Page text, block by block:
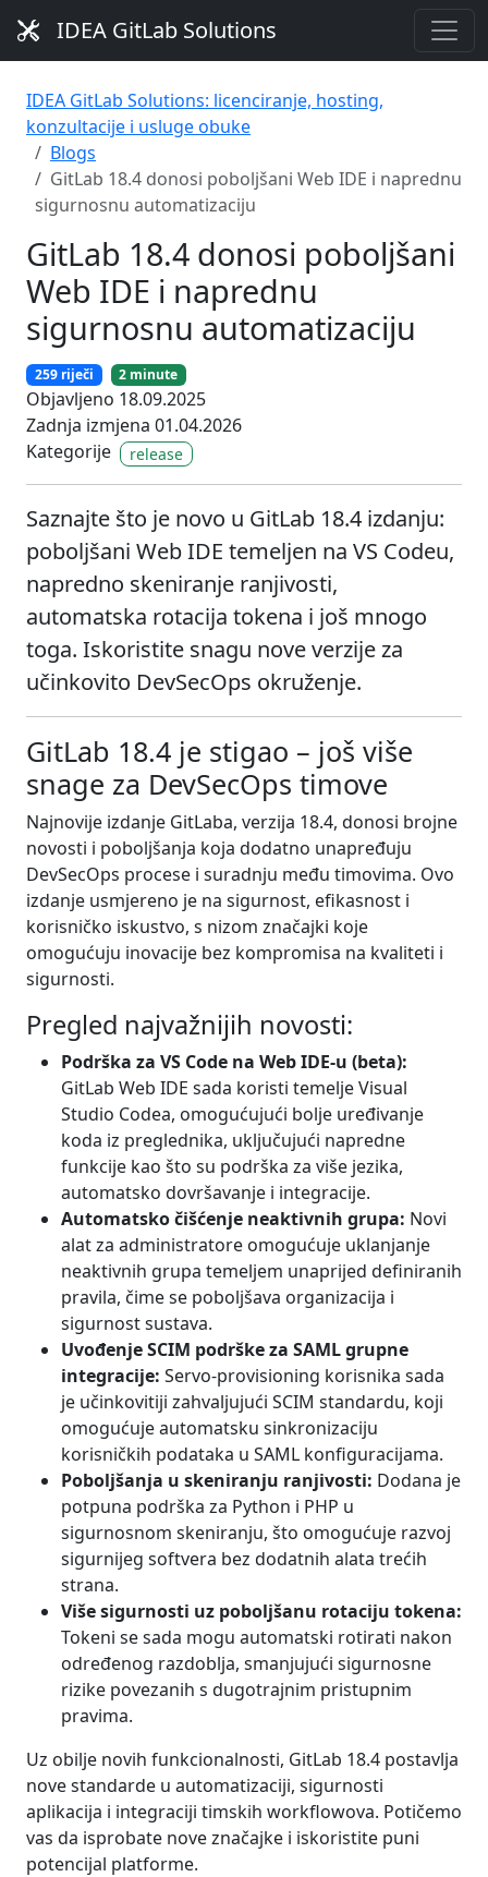
IDEA GitLab Solutions
IDEA GitLab Solutions: licenciranje, hosting,
konzultacije i usluge obuke
Blogs
GitLab 18.4 donosi poboljšani Web IDE i naprednu
sigurnosnu automatizaciju
GitLab 18.4 donosi poboljšani
Web IDE i naprednu
sigurnosnu automatizaciju
259 riječi 2 minute
Objavljeno 18.09.2025
Zadnja izmjena 01.04.2026
Kategorije
release
Saznajte što je novo u GitLab 18.4 izdanju:
poboljšani Web IDE temeljen na VS Codeu,
napredno skeniranje ranjivosti,
automatska rotacija tokena i još mnogo
toga. Iskoristite snagu nove verzije za
učinkovito DevSecOps okruženje.
GitLab 18.4 je stigao – još više
snage za DevSecOps timove
Najnovije izdanje GitLaba, verzija 18.4, donosi brojne
novosti i poboljšanja koja dodatno unapređuju
DevSecOps procese i suradnju među timovima. Ovo
izdanje usmjereno je na sigurnost, efikasnost i
korisničko iskustvo, s nizom značajki koje
omogućuju inovacije bez kompromisa na kvaliteti i
sigurnosti.
Pregled najvažnijih novosti:
Podrška za VS Code na Web IDE-u (beta):
GitLab Web IDE sada koristi temelje Visual
Studio Codea, omogućujući bolje uređivanje
koda iz preglednika, uključujući napredne
funkcije kao što su podrška za više jezika,
automatsko dovršavanje i integracije.
Automatsko čišćenje neaktivnih grupa: Novi
alat za administratore omogućuje uklanjanje
neaktivnih grupa temeljem unaprijed definiranih
pravila, čime se poboljšava organizacija i
sigurnost sustava.
Uvođenje SCIM podrške za SAML grupne
integracije: Servo-provisioning korisnika sada
je učinkovitiji zahvaljujući SCIM standardu, koji
omogućuje automatsku sinkronizaciju
korisničkih podataka u SAML konfiguracijama.
Poboljšanja u skeniranju ranjivosti: Dodana je
potpuna podrška za Python i PHP u
sigurnosnom skeniranju, što omogućuje razvoj
sigurnijeg softvera bez dodatnih alata trećih
strana.
Više sigurnosti uz poboljšanu rotaciju tokena:
Tokeni se sada mogu automatski rotirati nakon
određenog razdoblja, smanjujući sigurnosne
rizike povezanih s dugotrajnim pristupnim
pravima.
Uz obilje novih funkcionalnosti, GitLab 18.4 postavlja
nove standarde u automatizaciji, sigurnosti
aplikacija i integraciji timskih workflowova. Potičemo
vas da isprobate nove značajke i iskoristite puni
potencijal platforme.